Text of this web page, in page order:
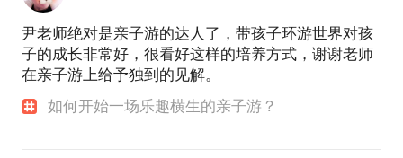
尹老师绝对是亲子游的达人了，带孩子环游世界对孩
子的成长非常好，很看好这样的培养方式，谢谢老师
在亲子游上给予独到的见解。
如何开始一场乐趣横生的亲子游？